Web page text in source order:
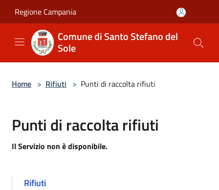
Regione Campania
Comune di Santo Stefano del
Sole
Home > Rifiuti > Punti di raccolta rifiuti
Punti di raccolta rifiuti
Il Servizio non è disponibile.
Rifiuti